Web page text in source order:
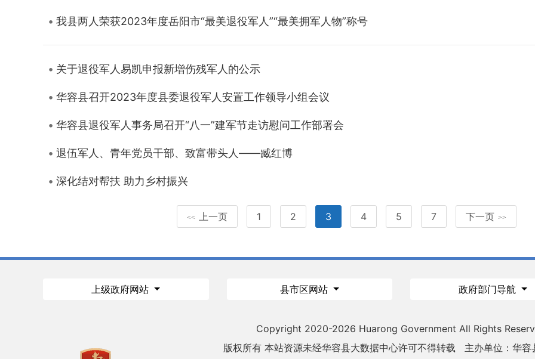
我县两人荣获2023年度岳阳市“最美退役军人”“最美拥军人物”称号
关于退役军人易凯申报新增伤残军人的公示
华容县召开2023年度县委退役军人安置工作领导小组会议
华容县退役军人事务局召开“八一”建军节走访慰问工作部署会
退伍军人、青年党员干部、致富带头人——臧红博
深化结对帮扶 助力乡村振兴
<< 上一页 1 2 3 4 5 7 下一页 >>
上级政府网站 县市区网站 政府部门导航
Copyright 2020-2026 Huarong Government All Rights
版权所有 本站资源未经华容县大数据中心许可不得转载
主办单位：华容